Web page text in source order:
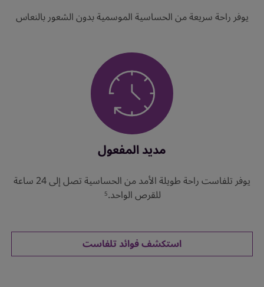
يوفر راحة سريعة من الحساسية الموسمية بدون الشعور بالنعاس
مديد المفعول
يوفر تلفاست راحة طويلة الأمد من الحساسية تصل إلى 24 ساعة
للقرص الواحد.5
استكشف فوائد تلفاست